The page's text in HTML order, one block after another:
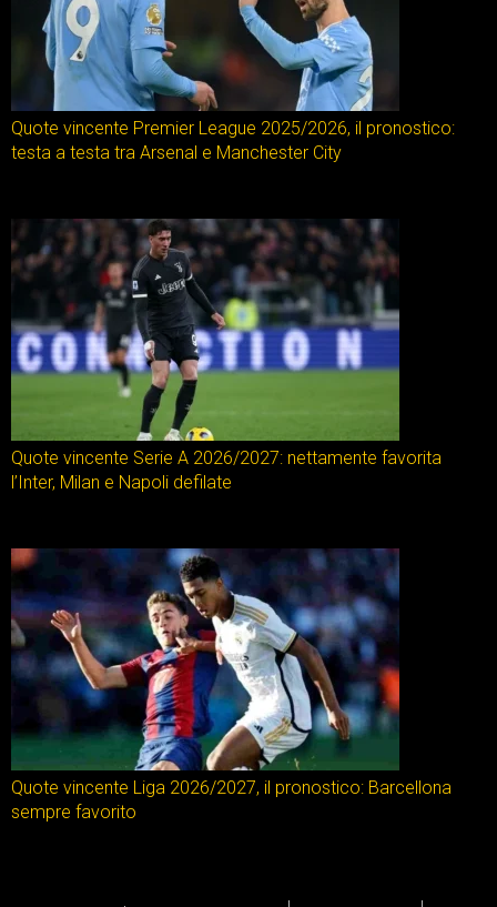
Quote vincente Premier League 2025/2026, il pronostico:
testa a testa tra Arsenal e Manchester City
Quote vincente Serie A 2026/2027: nettamente favorita
l’Inter, Milan e Napoli defilate
Quote vincente Liga 2026/2027, il pronostico: Barcellona
sempre favorito